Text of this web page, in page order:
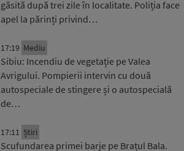
găsită după trei zile în localitate. Poliția face
apel la părinți privind…
17:19 Mediu
Sibiu: Incendiu de vegetație pe Valea
Avrigului. Pompierii intervin cu două
autospeciale de stingere și o autospecială
de…
17:11 Știri
Scufundarea primei barje pe Brațul Bala.